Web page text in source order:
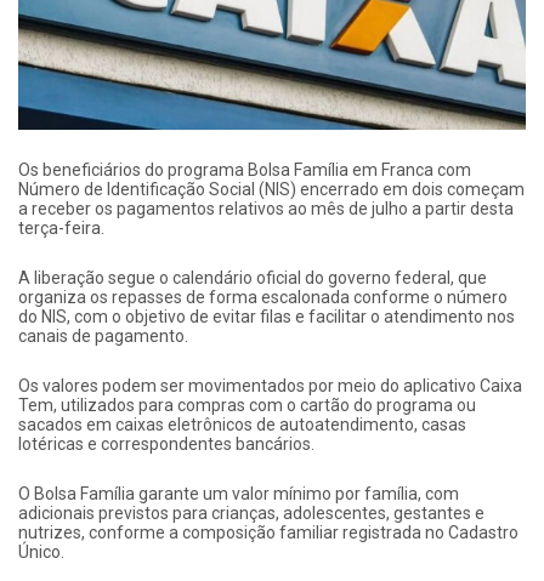
Os beneficiários do programa Bolsa Família em Franca com
Número de Identificação Social (NIS) encerrado em dois começam
a receber os pagamentos relativos ao mês de julho a partir desta
terça-feira.
A liberação segue o calendário oficial do governo federal, que
organiza os repasses de forma escalonada conforme o número
do NIS, com o objetivo de evitar filas e facilitar o atendimento nos
canais de pagamento.
Os valores podem ser movimentados por meio do aplicativo Caixa
Tem, utilizados para compras com o cartão do programa ou
sacados em caixas eletrônicos de autoatendimento, casas
lotéricas e correspondentes bancários.
O Bolsa Família garante um valor mínimo por família, com
adicionais previstos para crianças, adolescentes, gestantes e
nutrizes, conforme a composição familiar registrada no Cadastro
Único.